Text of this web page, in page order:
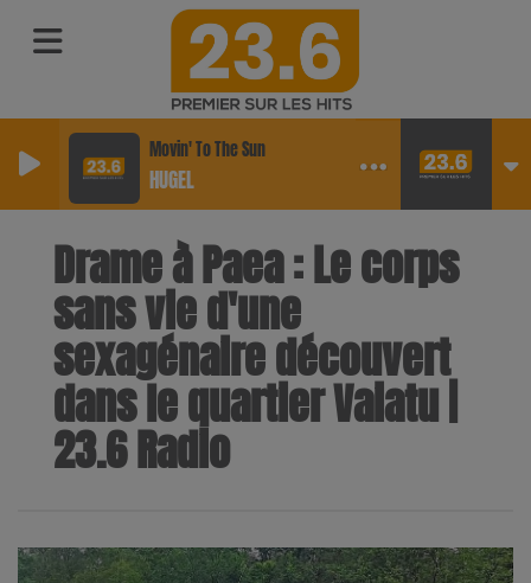
Movin' To The Sun
HUGEL
Drame à Paea : Le corps
sans vie d'une
sexagénaire découvert
dans le quartier Vaiatu |
23.6 Radio